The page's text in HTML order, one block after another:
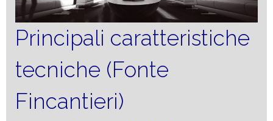
Principali caratteristiche
tecniche (Fonte
Fincantieri)